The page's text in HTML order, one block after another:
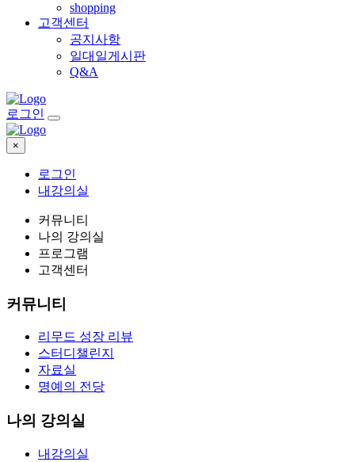
shopping
고객센터
공지사항
일대일게시판
Q&A
로그인
×
로그인
내강의실
커뮤니티
나의 강의실
프로그램
고객센터
커뮤니티
리무드 성장 리뷰
스터디챌린지
자료실
명예의 전당
나의 강의실
내강의실